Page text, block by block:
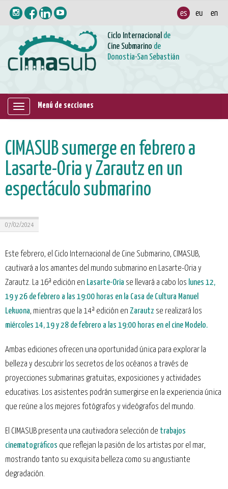
Ciclo Internacional de
Cine Submarino de
Donostia-San Sebastián
Mostrar/ocultar
Menú de secciones
CIMASUB sumerge en febrero a
Lasarte-Oria y Zarautz en un
espectáculo submarino
07/02/2024
Este febrero, el Ciclo Internacional de Cine Submarino, CIMASUB,
cautivará a los amantes del mundo submarino en Lasarte-Oria y
Zarautz. La 16ª edición en Lasarte-Oria se llevará a cabo los lunes 12,
19 y 26 de febrero a las 19:00 horas en la Casa de Cultura Manuel
Lekuona, mientras que la 14ª edición en Zarautz se realizará los
miércoles 14, 19 y 28 de febrero a las 19:00 horas en el cine Modelo.
Ambas ediciones ofrecen una oportunidad única para explorar la
belleza y descubrir los secretos de los océanos a través de
proyecciones submarinas gratuitas, exposiciones y actividades
educativas. Los asistentes podrán sumergirse en la experiencia única
que reúne a los mejores fotógrafos y videógrafos del mundo.
El CIMASUB presenta una cautivadora selección de trabajos
cinematográficos que reflejan la pasión de los artistas por el mar,
mostrando tanto su exquisita belleza como su angustiante
degradación.